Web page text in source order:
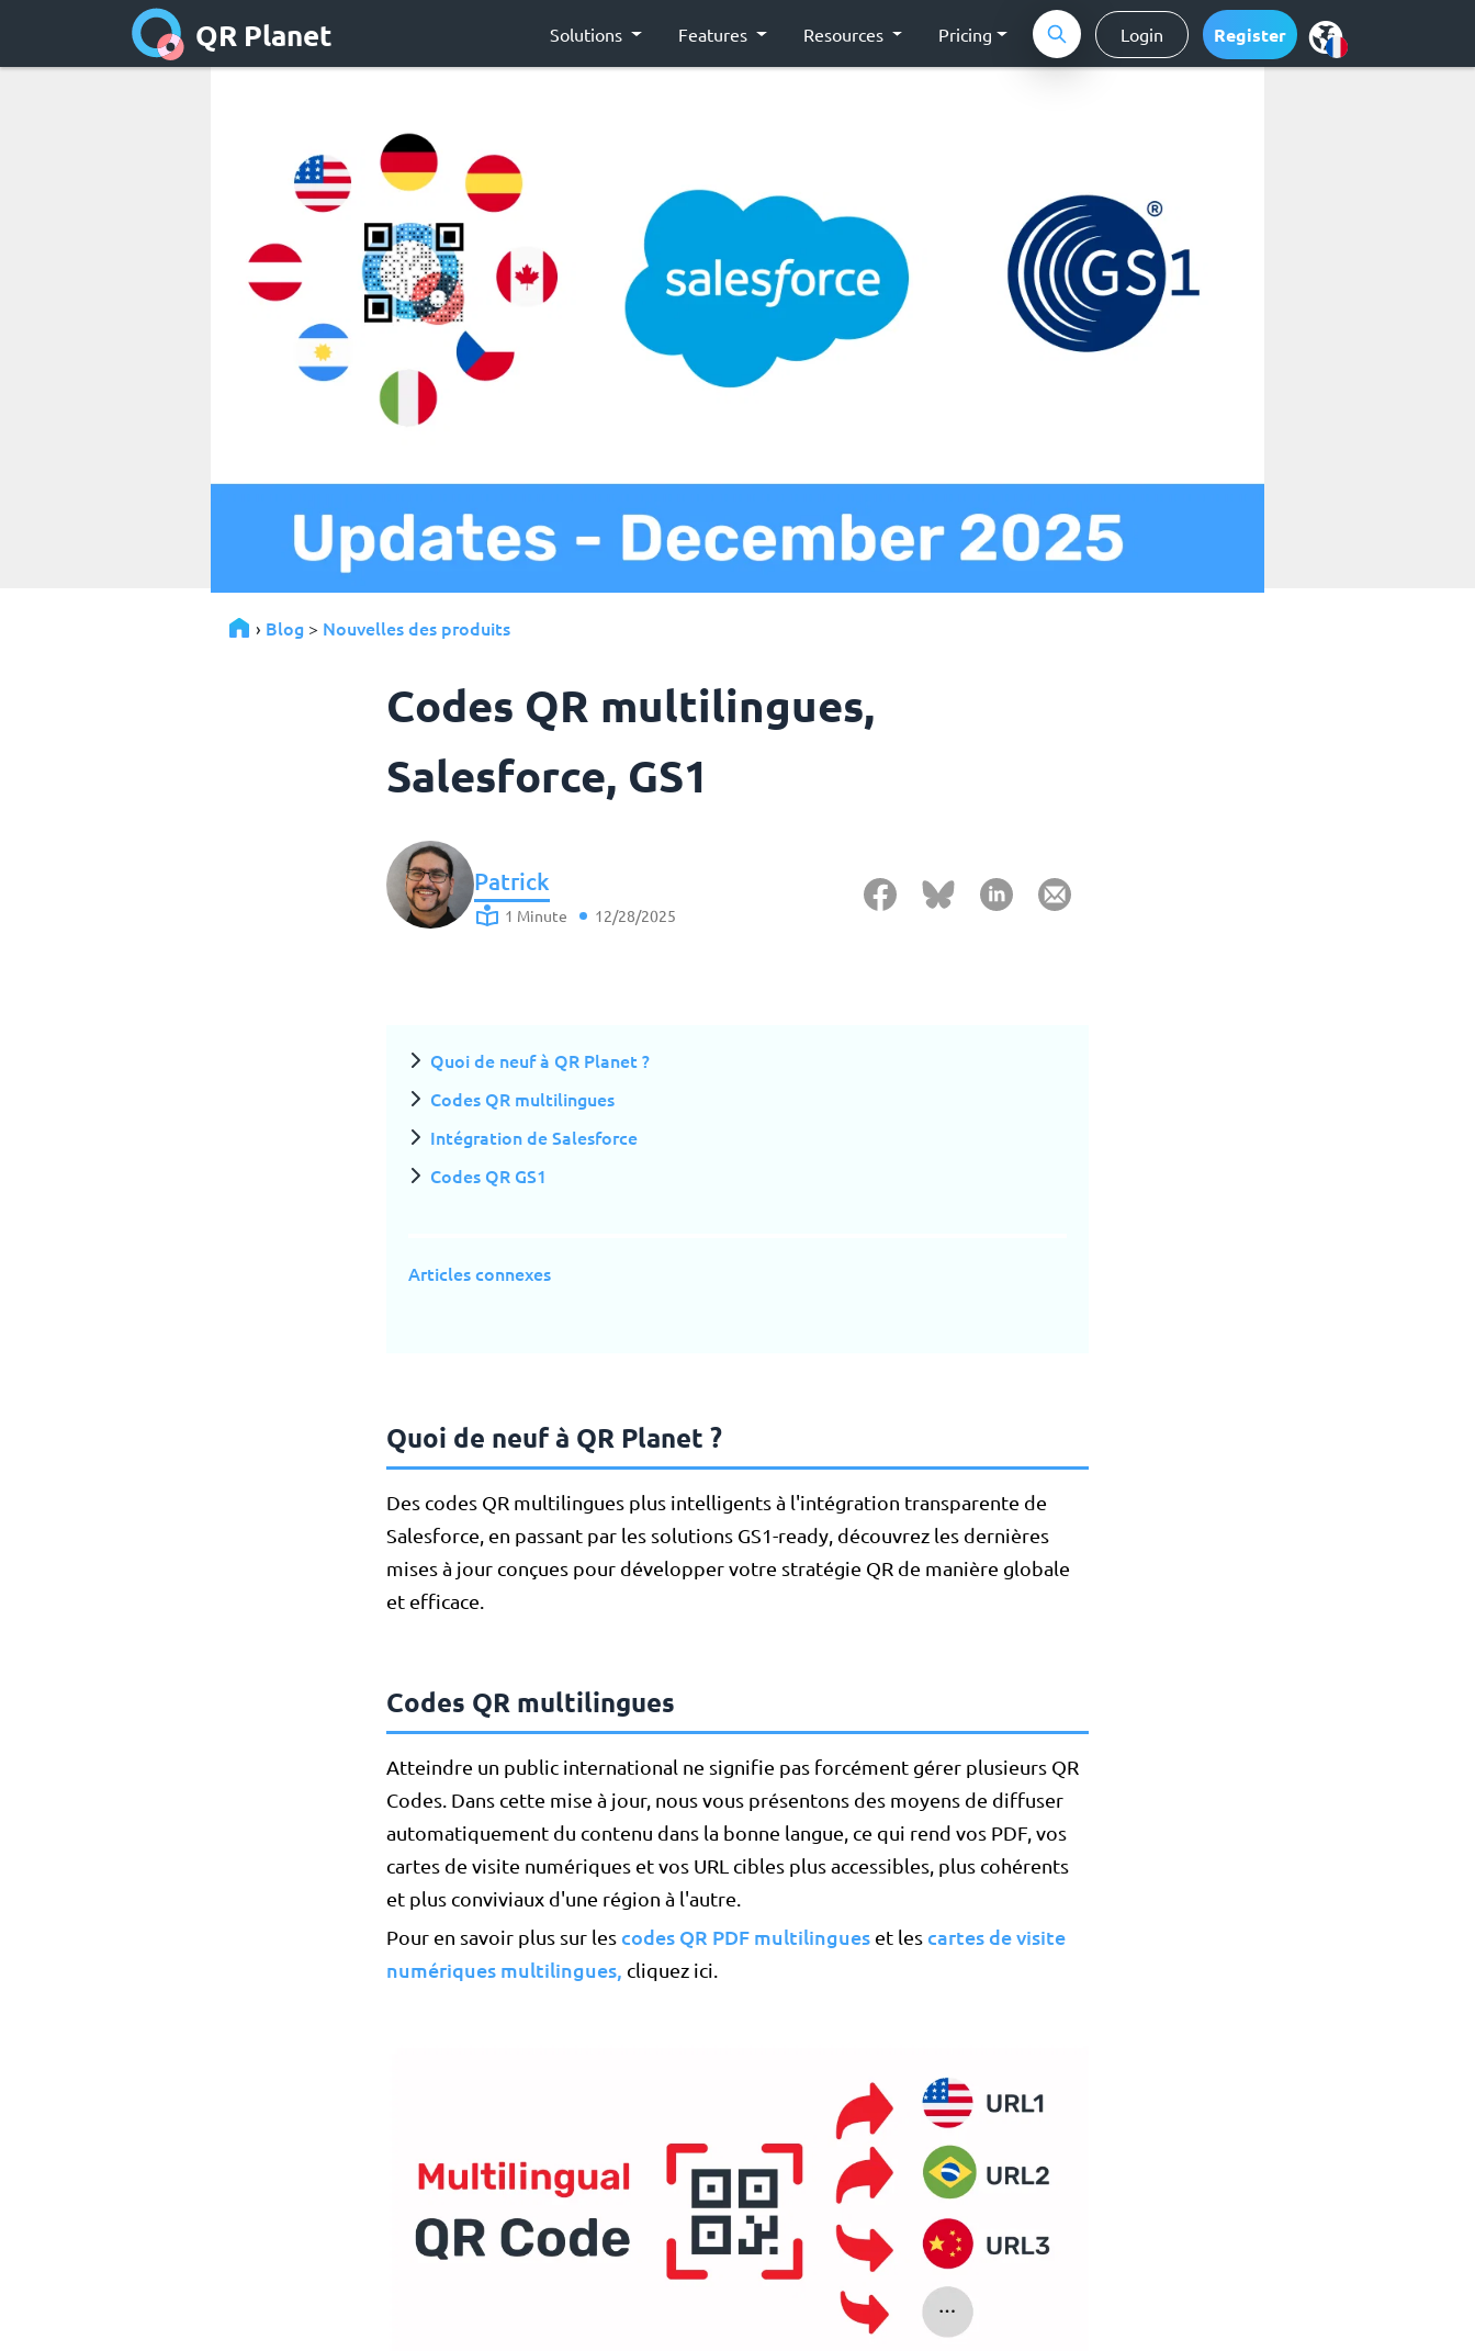
QR Planet Solutions Features Resources Pricing Login Register
› Blog > Nouvelles des produits
Codes QR multilingues,
Salesforce, GS1
Patrick
1 Minute 12/28/2025
Quoi de neuf à QR Planet ?
Codes QR multilingues
Intégration de Salesforce
Codes QR GS1
Articles connexes
Quoi de neuf à QR Planet ?
Des codes QR multilingues plus intelligents à l'intégration transparente de
Salesforce, en passant par les solutions GS1-ready, découvrez les dernières
mises à jour conçues pour développer votre stratégie QR de manière globale
et efficace.
Codes QR multilingues
Atteindre un public international ne signifie pas forcément gérer plusieurs QR
Codes. Dans cette mise à jour, nous vous présentons des moyens de diffuser
automatiquement du contenu dans la bonne langue, ce qui rend vos PDF, vos
cartes de visite numériques et vos URL cibles plus accessibles, plus cohérents
et plus conviviaux d'une région à l'autre.
Pour en savoir plus sur les codes QR PDF multilingues et les cartes de visite
numériques multilingues, cliquez ici.